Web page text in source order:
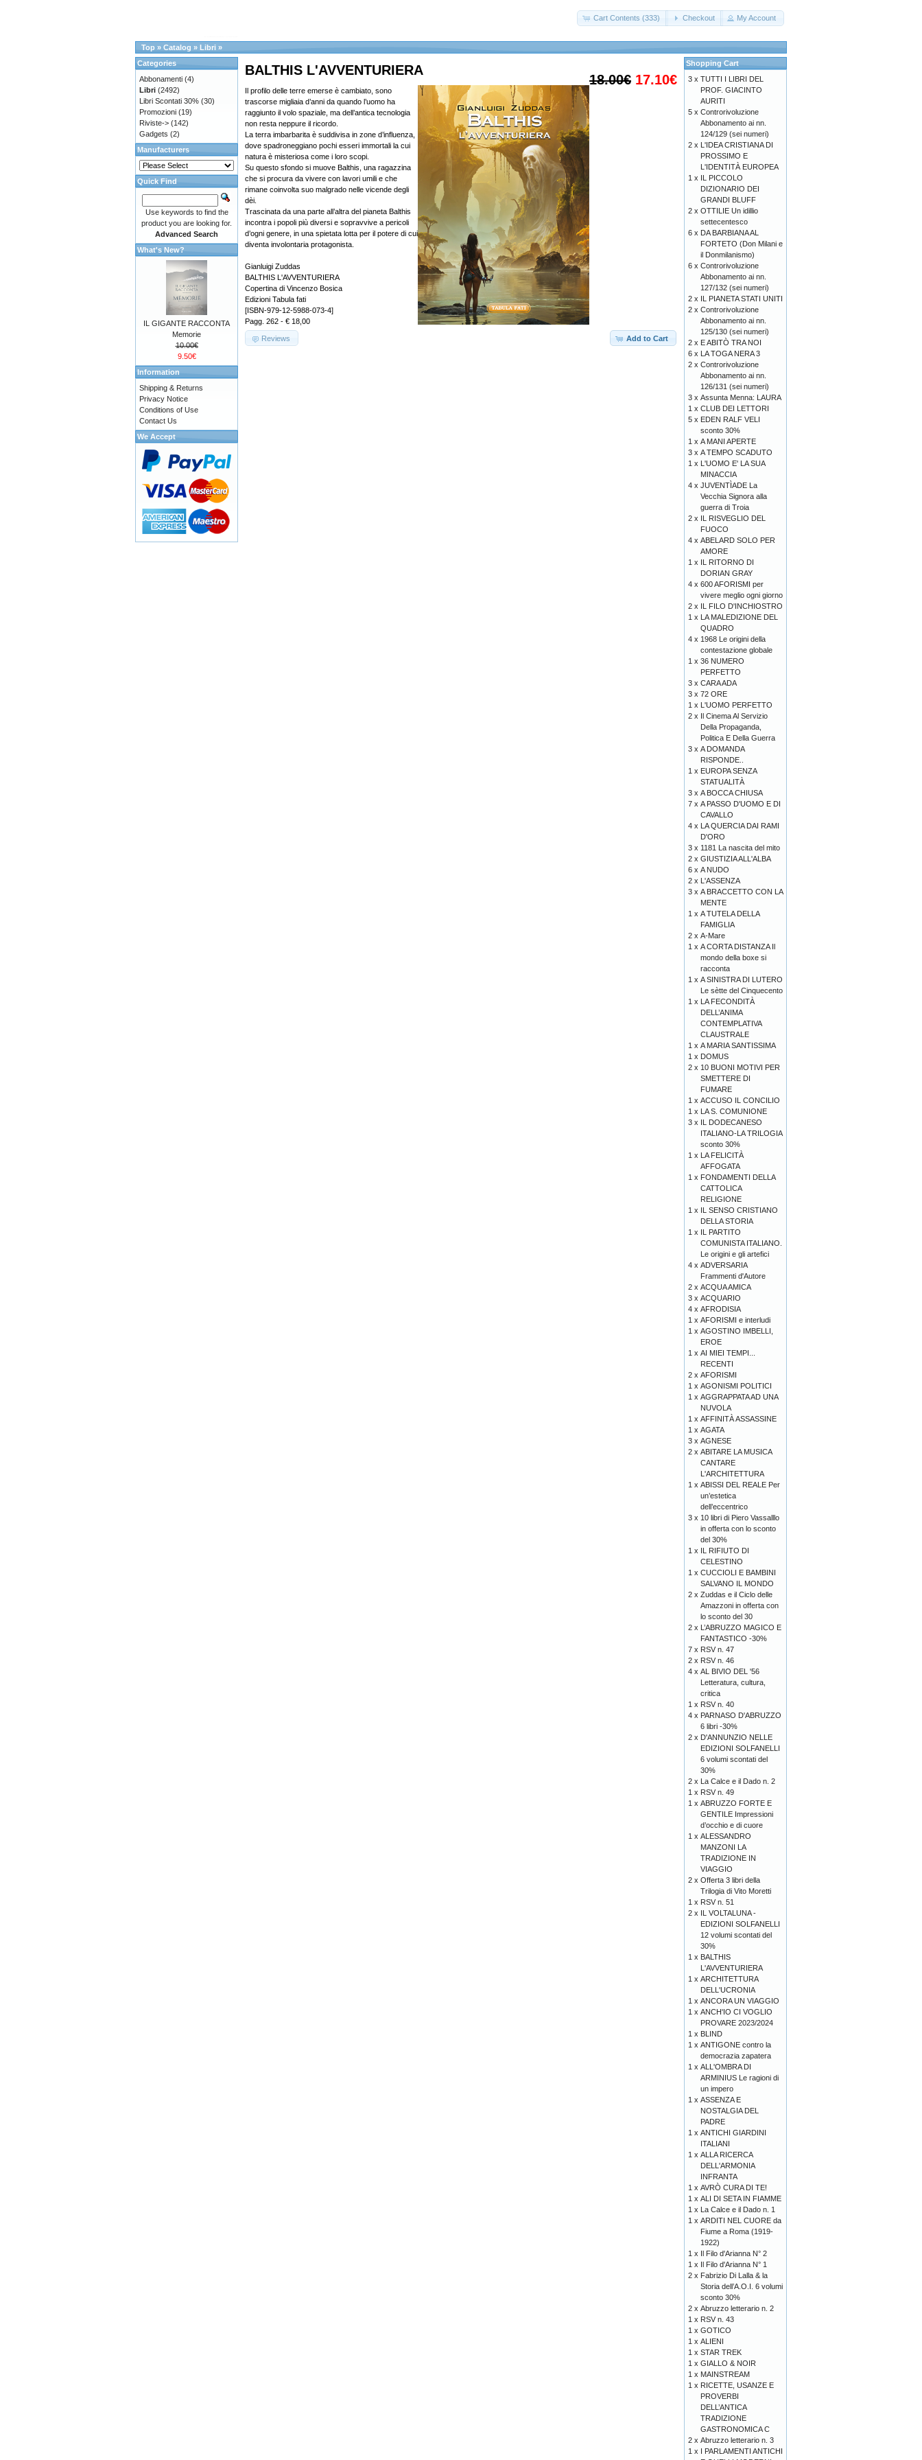
Cart Contents (333) Checkout My Account
Top » Catalog » Libri »
18.00€ 17.10€
BALTHIS L'AVVENTURIERA
Il profilo delle terre emerse è cambiato, sono
trascorse migliaia d’anni da quando l’uomo ha
raggiunto il volo spaziale, ma dell’antica tecnologia
non resta neppure il ricordo.
La terra imbarbarita è suddivisa in zone d’influenza,
dove spadroneggiano pochi esseri immortali la cui
natura è misteriosa come i loro scopi.
Su questo sfondo si muove Balthis, una ragazzina
che si procura da vivere con lavori umili e che
rimane coinvolta suo malgrado nelle vicende degli
dèi.
Trascinata da una parte all’altra del pianeta Balthis
incontra i popoli più diversi e sopravvive a pericoli
d’ogni genere, in una spietata lotta per il potere di cui
diventa involontaria protagonista.
Gianluigi Zuddas
BALTHIS L'AVVENTURIERA
Copertina di Vincenzo Bosica
Edizioni Tabula fati
[ISBN-979-12-5988-073-4]
Pagg. 262 - € 18,00
Add to Cart
Reviews
Categories
Abbonamenti (4)
Libri (2492)
Libri Scontati 30% (30)
Promozioni (19)
Riviste-> (142)
Gadgets (2)
Manufacturers
Quick Find
Use keywords to find the
product you are looking for.
Advanced Search
What's New?
IL GIGANTE RACCONTA
Memorie
10.00€
9.50€
Information
Shipping & Returns
Privacy Notice
Conditions of Use
Contact Us
We Accept
Shopping Cart
3 x TUTTI I LIBRI DEL
PROF. GIACINTO
AURITI
5 x Controrivoluzione
Abbonamento ai nn.
124/129 (sei numeri)
2 x L'IDEA CRISTIANA DI
PROSSIMO E
L'IDENTITÀ EUROPEA
1 x IL PICCOLO
DIZIONARIO DEI
GRANDI BLUFF
2 x OTTILIE Un idillio
settecentesco
6 x DA BARBIANA AL
FORTETO (Don Milani e
il Donmilanismo)
6 x Controrivoluzione
Abbonamento ai nn.
127/132 (sei numeri)
2 x IL PIANETA STATI UNITI
2 x Controrivoluzione
Abbonamento ai nn.
125/130 (sei numeri)
2 x E ABITÒ TRA NOI
6 x LA TOGA NERA 3
2 x Controrivoluzione
Abbonamento ai nn.
126/131 (sei numeri)
3 x Assunta Menna: LAURA
1 x CLUB DEI LETTORI
5 x EDEN RALF VELI
sconto 30%
1 x A MANI APERTE
3 x A TEMPO SCADUTO
1 x L'UOMO E' LA SUA
MINACCIA
4 x JUVENTÌADE La
Vecchia Signora alla
guerra di Troia
2 x IL RISVEGLIO DEL
FUOCO
4 x ABELARD SOLO PER
AMORE
1 x IL RITORNO DI
DORIAN GRAY
4 x 600 AFORISMI per
vivere meglio ogni giorno
2 x IL FILO D'INCHIOSTRO
1 x LA MALEDIZIONE DEL
QUADRO
4 x 1968 Le origini della
contestazione globale
1 x 36 NUMERO
PERFETTO
3 x CARA ADA
3 x 72 ORE
1 x L'UOMO PERFETTO
2 x Il Cinema Al Servizio
Della Propaganda,
Politica E Della Guerra
3 x A DOMANDA
RISPONDE..
1 x EUROPA SENZA
STATUALITÀ
3 x A BOCCA CHIUSA
7 x A PASSO D'UOMO E DI
CAVALLO
4 x LA QUERCIA DAI RAMI
D'ORO
3 x 1181 La nascita del mito
2 x GIUSTIZIA ALL'ALBA
6 x A NUDO
2 x L'ASSENZA
3 x A BRACCETTO CON LA
MENTE
1 x A TUTELA DELLA
FAMIGLIA
2 x A-Mare
1 x A CORTA DISTANZA Il
mondo della boxe si
racconta
1 x A SINISTRA DI LUTERO
Le sètte del Cinquecento
1 x LA FECONDITÀ
DELL’ANIMA
CONTEMPLATIVA
CLAUSTRALE
1 x A MARIA SANTISSIMA
1 x DOMUS
2 x 10 BUONI MOTIVI PER
SMETTERE DI
FUMARE
1 x ACCUSO IL CONCILIO
1 x LA S. COMUNIONE
3 x IL DODECANESO
ITALIANO-LA TRILOGIA
sconto 30%
1 x LA FELICITÀ
AFFOGATA
1 x FONDAMENTI DELLA
CATTOLICA
RELIGIONE
1 x IL SENSO CRISTIANO
DELLA STORIA
1 x IL PARTITO
COMUNISTA ITALIANO.
Le origini e gli artefici
4 x ADVERSARIA
Frammenti d'Autore
2 x ACQUA AMICA
3 x ACQUARIO
4 x AFRODISIA
1 x AFORISMI e interludi
1 x AGOSTINO IMBELLI,
EROE
1 x AI MIEI TEMPI...
RECENTI
2 x AFORISMI
1 x AGONISMI POLITICI
1 x AGGRAPPATA AD UNA
NUVOLA
1 x AFFINITÀ ASSASSINE
1 x AGATA
3 x AGNESE
2 x ABITARE LA MUSICA
CANTARE
L'ARCHITETTURA
1 x ABISSI DEL REALE Per
un’estetica
dell’eccentrico
3 x 10 libri di Piero Vassalllo
in offerta con lo sconto
del 30%
1 x IL RIFIUTO DI
CELESTINO
1 x CUCCIOLI E BAMBINI
SALVANO IL MONDO
2 x Zuddas e il Ciclo delle
Amazzoni in offerta con
lo sconto del 30
2 x L’ABRUZZO MAGICO E
FANTASTICO -30%
7 x RSV n. 47
2 x RSV n. 46
4 x AL BIVIO DEL '56
Letteratura, cultura,
critica
1 x RSV n. 40
4 x PARNASO D'ABRUZZO
6 libri -30%
2 x D'ANNUNZIO NELLE
EDIZIONI SOLFANELLI
6 volumi scontati del
30%
2 x La Calce e il Dado n. 2
1 x RSV n. 49
1 x ABRUZZO FORTE E
GENTILE Impressioni
d’occhio e di cuore
1 x ALESSANDRO
MANZONI LA
TRADIZIONE IN
VIAGGIO
2 x Offerta 3 libri della
Trilogia di Vito Moretti
1 x RSV n. 51
2 x IL VOLTALUNA -
EDIZIONI SOLFANELLI
12 volumi scontati del
30%
1 x BALTHIS
L'AVVENTURIERA
1 x ARCHITETTURA
DELL'UCRONIA
1 x ANCORA UN VIAGGIO
1 x ANCH'IO CI VOGLIO
PROVARE 2023/2024
1 x BLIND
1 x ANTIGONE contro la
democrazia zapatera
1 x ALL'OMBRA DI
ARMINIUS Le ragioni di
un impero
1 x ASSENZA E
NOSTALGIA DEL
PADRE
1 x ANTICHI GIARDINI
ITALIANI
1 x ALLA RICERCA
DELL'ARMONIA
INFRANTA
1 x AVRÒ CURA DI TE!
1 x ALI DI SETA IN FIAMME
1 x La Calce e il Dado n. 1
1 x ARDITI NEL CUORE da
Fiume a Roma (1919-
1922)
1 x Il Filo d'Arianna N° 2
1 x Il Filo d'Arianna N° 1
2 x Fabrizio Di Lalla & la
Storia dell’A.O.I. 6 volumi
sconto 30%
2 x Abruzzo letterario n. 2
1 x RSV n. 43
1 x GOTICO
1 x ALIENI
1 x STAR TREK
1 x GIALLO & NOIR
1 x MAINSTREAM
1 x RICETTE, USANZE E
PROVERBI
DELL’ANTICA
TRADIZIONE
GASTRONOMICA C
2 x Abruzzo letterario n. 3
1 x I PARLAMENTI ANTICHI